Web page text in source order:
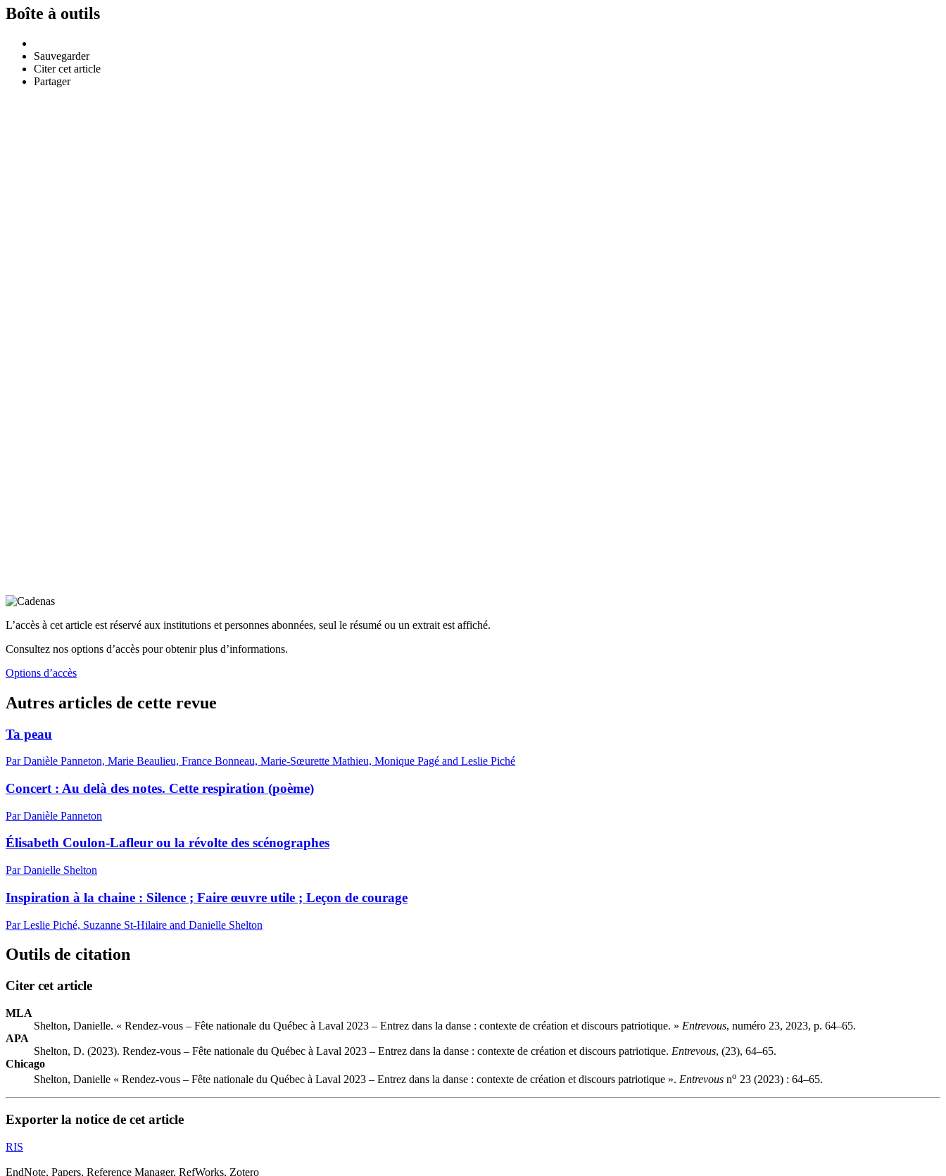
Boîte à outils
Sauvegarder
Citer cet article
Partager
L’accès à cet article est réservé aux institutions et personnes abonnées, seul le résumé ou un extrait est affiché.
Consultez nos options d’accès pour obtenir plus d’informations.
Options d’accès
Autres articles de cette revue
Ta peau
Par Danièle Panneton, Marie Beaulieu, France Bonneau, Marie-Sœurette Mathieu, Monique Pagé and Leslie Piché
Concert : Au delà des notes. Cette respiration (poème)
Par Danièle Panneton
Élisabeth Coulon-Lafleur ou la révolte des scénographes
Par Danielle Shelton
Inspiration à la chaine : Silence ; Faire œuvre utile ; Leçon de courage
Par Leslie Piché, Suzanne St-Hilaire and Danielle Shelton
Outils de citation
Citer cet article
MLA
Shelton, Danielle. « Rendez-vous – Fête nationale du Québec à Laval 2023 – Entrez dans la danse : contexte de création et discours patriotique. » Entrevous, numéro 23, 2023, p. 64–65.
APA
Shelton, D. (2023). Rendez-vous – Fête nationale du Québec à Laval 2023 – Entrez dans la danse : contexte de création et discours patriotique. Entrevous, (23), 64–65.
Chicago
Shelton, Danielle « Rendez-vous – Fête nationale du Québec à Laval 2023 – Entrez dans la danse : contexte de création et discours patriotique ». Entrevous no 23 (2023) : 64–65.
Exporter la notice de cet article
RIS
EndNote, Papers, Reference Manager, RefWorks, Zotero